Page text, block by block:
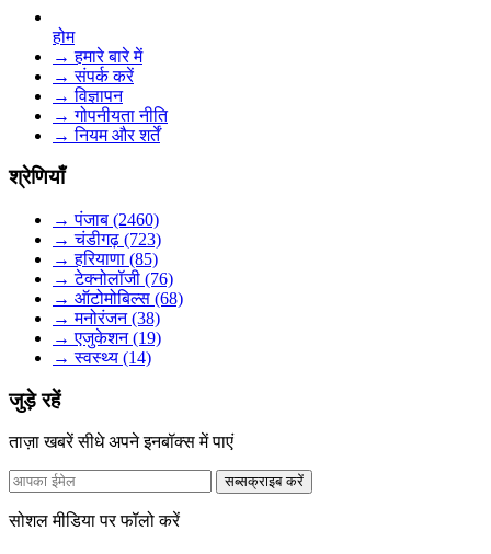
होम
→ हमारे बारे में
→ संपर्क करें
→ विज्ञापन
→ गोपनीयता नीति
→ नियम और शर्तें
श्रेणियाँ
→ पंजाब (2460)
→ चंडीगढ़ (723)
→ हरियाणा (85)
→ टेक्नोलॉजी (76)
→ ऑटोमोबिल्स (68)
→ मनोरंजन (38)
→ एजुकेशन (19)
→ स्वस्थ्य (14)
जुड़े रहें
ताज़ा खबरें सीधे अपने इनबॉक्स में पाएं
सब्सक्राइब करें
सोशल मीडिया पर फॉलो करें